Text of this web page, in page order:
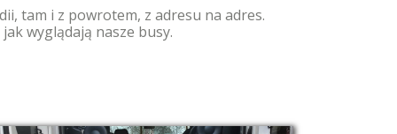
tam i z powrotem, z adresu na adres.
wyglądają nasze busy.